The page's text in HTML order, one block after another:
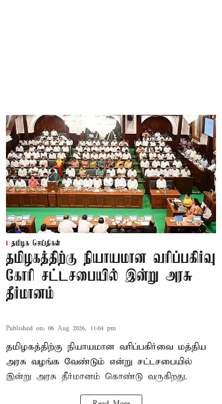
தமிழக செய்திகள்
தமிழகத்திற்கு நியாயமான வரிப்பகிர்வு
கோரி சட்டசபையில் இன்று அரசு
தீர்மானம்
Published on: 06 Aug 2026, 11:04 pm
தமிழகத்திற்கு நியாயமான வரிப்பகிர்வை மத்திய
அரசு வழங்க வேண்டும் என்று சட்டசபையில்
இன்று அரசு தீர்மானம் கொண்டு வருகிறது.